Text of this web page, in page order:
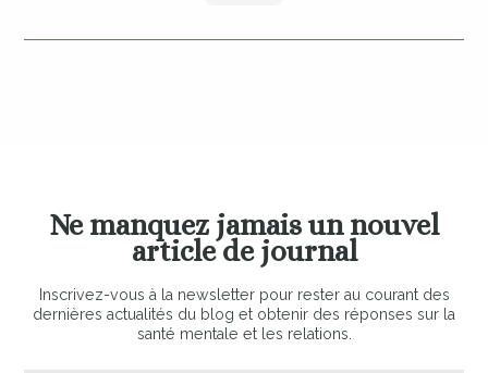
Ne manquez jamais un nouvel
article de journal
Inscrivez-vous à la newsletter pour rester au courant des
dernières actualités du blog et obtenir des réponses sur la
santé mentale et les relations.